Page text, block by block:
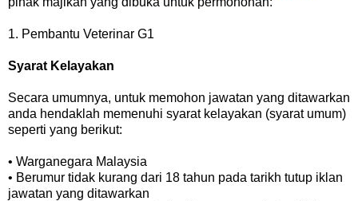
1. Pembantu Veterinar G1
Syarat Kelayakan
Secara umumnya, untuk memohon jawatan yang ditawarkan
anda hendaklah memenuhi syarat kelayakan (syarat umum)
seperti yang berikut:
• Warganegara Malaysia
• Berumur tidak kurang dari 18 tahun pada tarikh tutup iklan
jawatan yang ditawarkan